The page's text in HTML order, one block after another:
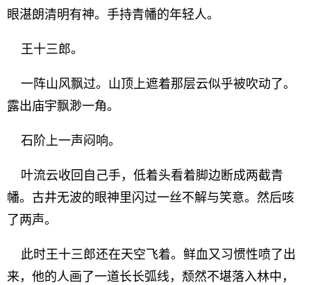
眼湛朗清明有神。手持青幡的年轻人。
王十三郎。
一阵山风飘过。山顶上遮着那层云似乎被吹动了。
露出庙宇飘渺一角。
石阶上一声闷响。
叶流云收回自己手，低着头看着脚边断成两截青
幡。古井无波的眼神里闪过一丝不解与笑意。然后咳
了两声。
此时王十三郎还在天空飞着。鲜血又习惯性喷了出
来，他的人画了一道长长弧线，颓然不堪落入林中，